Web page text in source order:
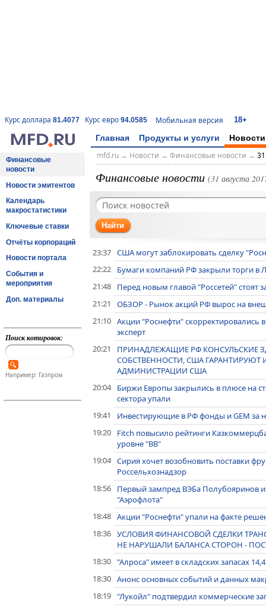
Курс доллара 81.4077 Курс евро 94.0585 Мобильная версия 18+
Главная Продукты и услуги Новости
Финансовые
новости
Новости эмитентов
Календарь
макростатистики
Ключевые ставки
Отчёты корпораций
Новости портала
События и
мероприятия
Доп. материалы
Поиск котировок:
Например: Газпром
mfd.ru→ Новости → Финансовые новости →
Финансовые новости (31 августа
Найти
23:37 США могут заблокировать сделку
22:22
Бумаги компаний РФ закрыли торги в
21:48
Перед новым главой "Россетей" стоят
21:21
ОБЗОР - Рынок акций РФ вырос на
21:10 Акции "Роснефти" скорректировались
эксперт
20:21
ПРИНАДЛЕЖАЩИЕ РФ КОНСУЛЬСКИЕ
СОБСТВЕННОСТИ, США ГАРАНТИРУЮТ
АДМИНИСТРАЦИИ США
20:04
Биржи Европы закрылись в плюсе на
сектора упали
19:41
Инвестирующие в РФ фонды и GEM за
19:20
Fitch повысило рейтинги
уровне "BB"
19:04 Сирия хочет возобновить поставки
Россельхознадзор
18:56
Первый зампред ВЭБа Полубояринов
"Аэрофлота"
18:48 Акции "Роснефти" упали на факте
18:36 УСЛОВИЯ ФИНАНСОВОЙ СДЕЛКИ
НЕ НАРУШАЛИ БАЛАНСА СТОРОН -
18:30 "Алроса" имеет в складских запасах
18:30 Анонс основных событий и данных
18:19 "Лукойл" подтвердил коммерческие